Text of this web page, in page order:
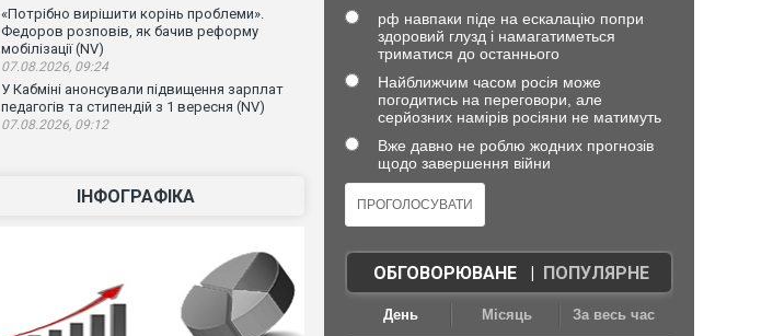
«Потрібно вирішити корінь проблеми».
Федоров розповів, як бачив реформу
мобілізації (NV)
07.08.2026, 09:24
У Кабміні анонсували підвищення зарплат
педагогів та стипендій з 1 вересня (NV)
07.08.2026, 09:12
ІНФОГРАФІКА
рф навпаки піде на ескалацію попри
здоровий глузд і намагатиметься
триматися до останнього
Найближчим часом росія може
погодитись на переговори, але
серйозних намірів росіяни не матимуть
Вже давно не роблю жодних прогнозів
щодо завершення війни
ОБГОВОРЮВАНЕ| ПОПУЛЯРНЕ
День Місяць За весь час